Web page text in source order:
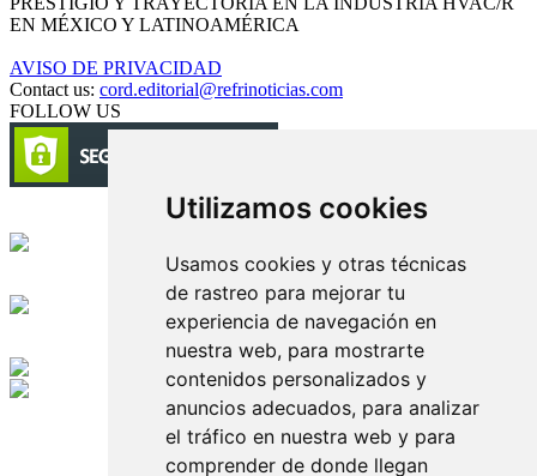
Utilizamos cookies
Usamos cookies y otras técnicas
de rastreo para mejorar tu
experiencia de navegación en
nuestra web, para mostrarte
contenidos personalizados y
anuncios adecuados, para analizar
el tráfico en nuestra web y para
comprender de donde llegan
EN MÉXICO Y LATINOAMÉRICA
AVISO DE PRIVACIDAD
Contact us: cord.editorial@refrinoticias.com
FOLLOW US
Circulación certificada
Edición digital con tecnología
Playa Revolcadero 222 Col. Reforma Iztaccihuatl Norte C.P. 08810
CIUDAD DE MEXICO
Conmutador CIUDAD DE MEXICO (+52) 555 740 4476, 555 740